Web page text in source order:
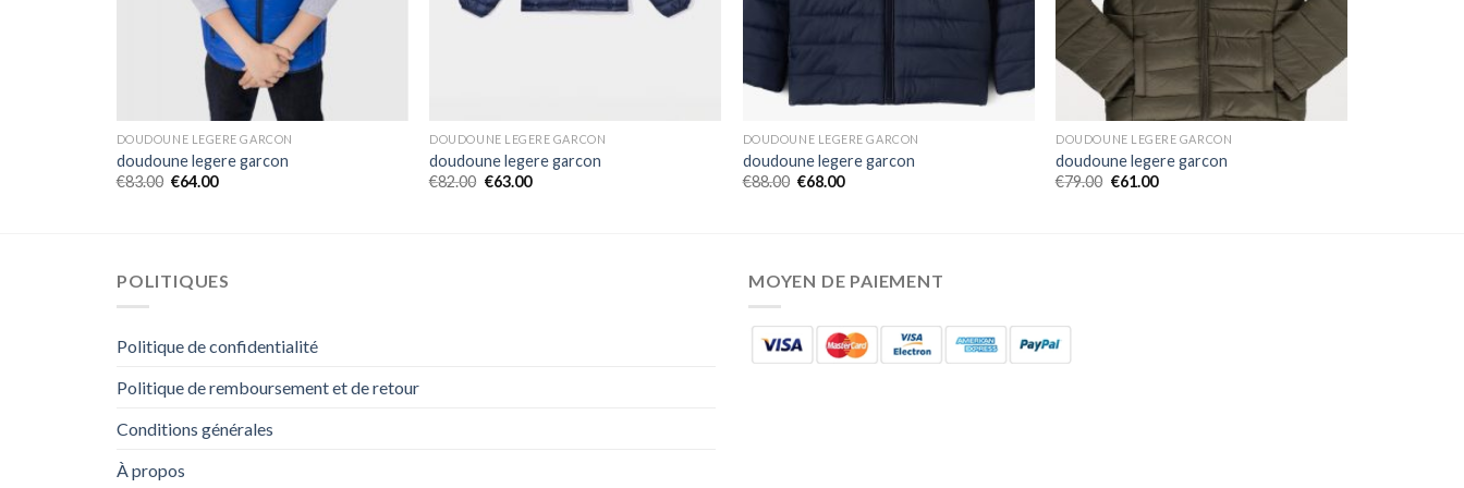
DOUDOUNE LEGERE GARCON
doudoune legere garcon
€83.00 €64.00
DOUDOUNE LEGERE GARCON
doudoune legere garcon
€82.00 €63.00
DOUDOUNE LEGERE GARCON
doudoune legere garcon
€88.00 €68.00
DOUDOUNE LEGERE GARCON
doudoune legere garcon
€79.00 €61.00
POLITIQUES
Politique de confidentialité
Politique de remboursement et de retour
Conditions générales
À propos
MOYEN DE PAIEMENT